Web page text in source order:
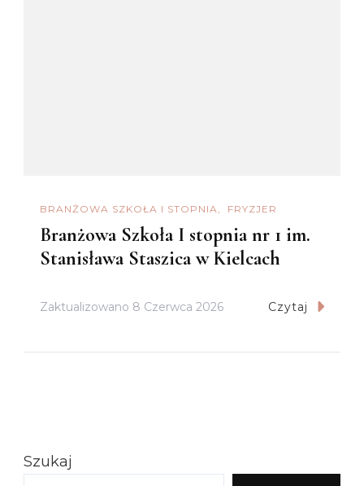
BRANŻOWA SZKOŁA I STOPNIA FRYZJER
Branżowa Szkoła I stopnia nr 1 im.
Stanisława Staszica w Kielcach
Zaktualizowano 8 Czerwca 2026 Czytaj
Szukaj